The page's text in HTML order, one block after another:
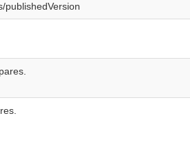
publishedVersion